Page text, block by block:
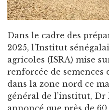
Dans le cadre des
2025, l’Institut
agricoles (ISRA) mise
renforcée de semences
dans la zone nord ce
général de l’institut, Dr